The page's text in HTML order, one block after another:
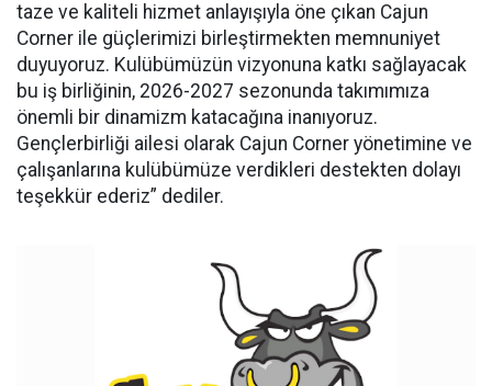
taze ve kaliteli hizmet anlayışıyla öne çıkan Cajun
Corner ile güçlerimizi birleştirmekten memnuniyet
duyuyoruz. Kulübümüzün vizyonuna katkı sağlayacak
bu iş birliğinin, 2026-2027 sezonunda takımımıza
önemli bir dinamizm katacağına inanıyoruz.
Gençlerbirliği ailesi olarak Cajun Corner yönetimine ve
çalışanlarına kulübümüze verdikleri destekten dolayı
teşekkür ederiz” dediler.